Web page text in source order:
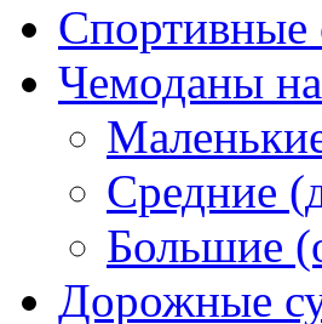
Спортивные
Чемоданы на
Средние
Большие
Дорожные